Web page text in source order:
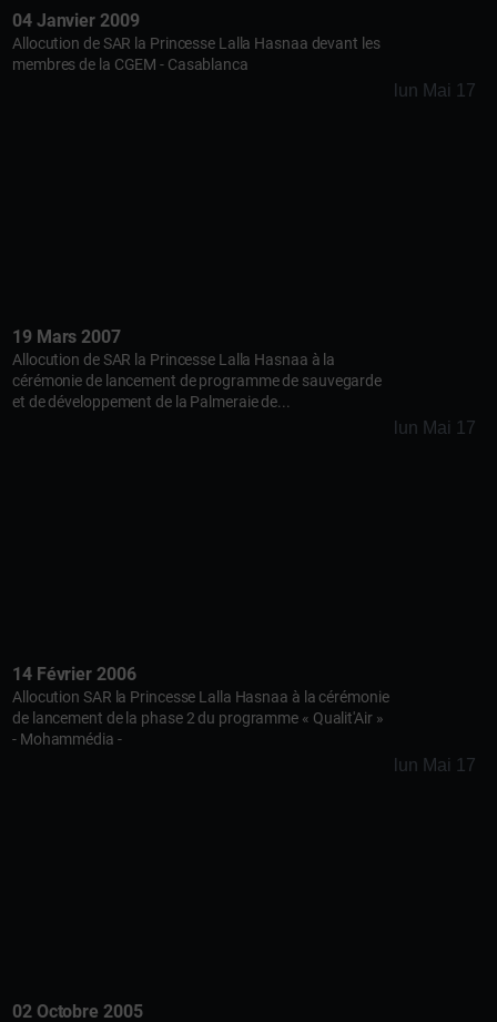
04 Janvier 2009
Allocution de SAR la Princesse Lalla Hasnaa devant les
membres de la CGEM - Casablanca
lun Mai 17
19 Mars 2007
Allocution de SAR la Princesse Lalla Hasnaa à la
cérémonie de lancement de programme de sauvegarde
et de développement de la Palmeraie de...
lun Mai 17
14 Février 2006
Allocution SAR la Princesse Lalla Hasnaa à la cérémonie
de lancement de la phase 2 du programme « Qualit'Air »
- Mohammédia -
lun Mai 17
02 Octobre 2005